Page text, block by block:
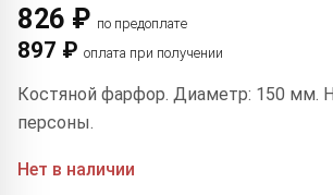
826 ₽ по предоплате
897 ₽ оплата при получении
Костяной фарфор. Диаметр: 150 мм.
персоны.
Нет в наличии